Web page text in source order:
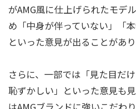
がAMG風に仕上げられたモデ
め「中身が伴っていない」「本
といった意見が出ることがあり
さらに、一部では「見た目だ
恥ずかしい」といった意見も